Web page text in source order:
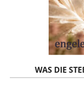
WAS DIE